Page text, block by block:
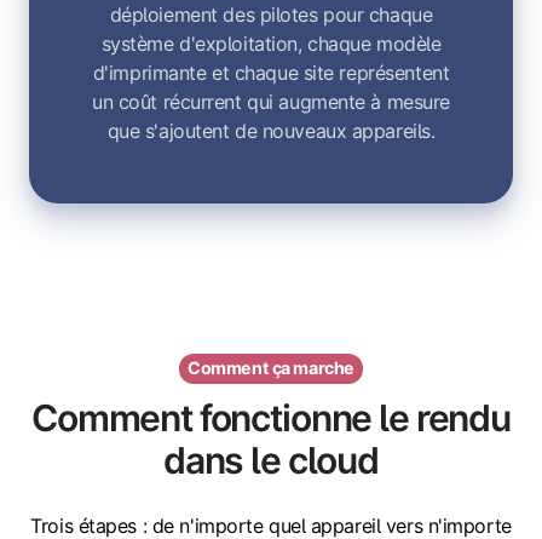
déploiement des pilotes pour chaque
système d'exploitation, chaque modèle
d'imprimante et chaque site représentent
un coût récurrent qui augmente à mesure
que s'ajoutent de nouveaux appareils.
Comment ça marche
Comment fonctionne le rendu
dans le cloud
Trois étapes : de n'importe quel appareil vers n'importe